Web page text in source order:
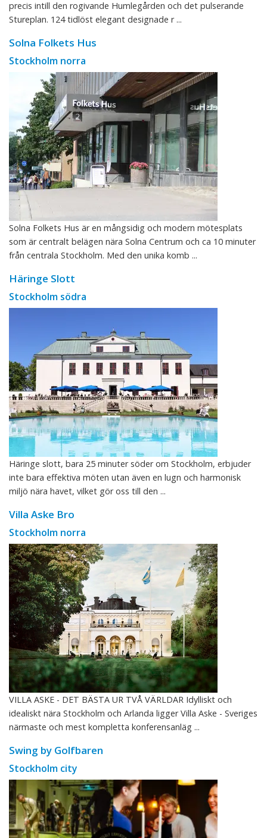
precis intill den rogivande Humlegården och det pulserande
Stureplan. 124 tidlöst elegant designade r ...
Solna Folkets Hus
Stockholm norra
Solna Folkets Hus är en mångsidig och modern mötesplats
som är centralt belägen nära Solna Centrum och ca 10 minuter
från centrala Stockholm. Med den unika komb ...
Häringe Slott
Stockholm södra
Häringe slott, bara 25 minuter söder om Stockholm, erbjuder
inte bara effektiva möten utan även en lugn och harmonisk
miljö nära havet, vilket gör oss till den ...
Villa Aske Bro
Stockholm norra
VILLA ASKE - DET BÄSTA UR TVÅ VÄRLDAR Idylliskt och
idealiskt nära Stockholm och Arlanda ligger Villa Aske - Sveriges
närmaste och mest kompletta konferensanläg ...
Swing by Golfbaren
Stockholm city